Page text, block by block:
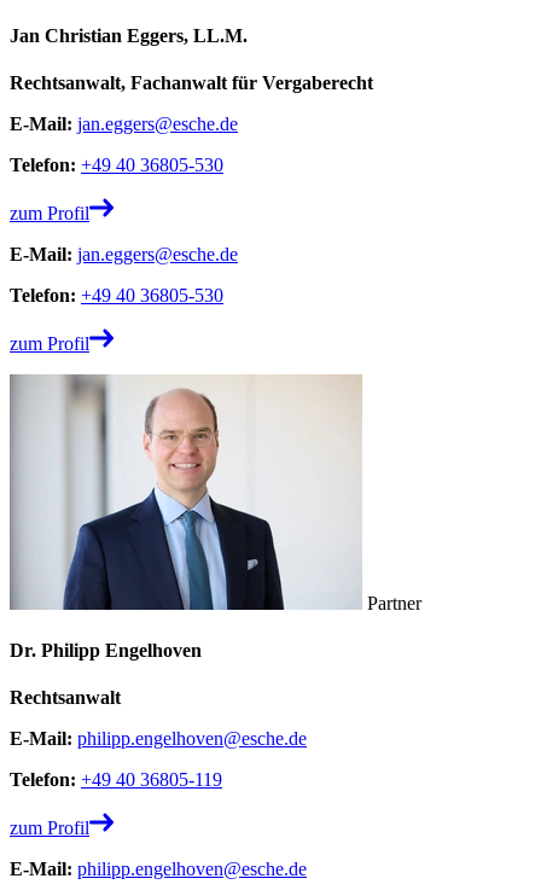
Jan Christian Eggers, LL.M.
Rechtsanwalt, Fachanwalt für Vergaberecht
E-Mail: jan.eggers@esche.de
Telefon: +49 40 36805-530
zum Profil
E-Mail: jan.eggers@esche.de
Telefon: +49 40 36805-530
zum Profil
Partner
Dr. Philipp Engelhoven
Rechtsanwalt
E-Mail: philipp.engelhoven@esche.de
Telefon: +49 40 36805-119
zum Profil
E-Mail: philipp.engelhoven@esche.de